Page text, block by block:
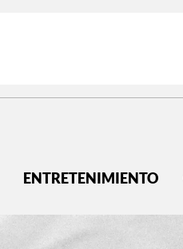
ENTRETENIMIENTO